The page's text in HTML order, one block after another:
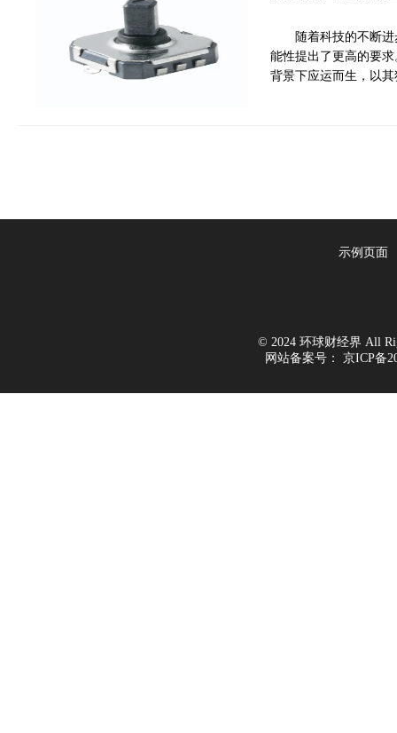
随着科技的不断
能性提出了更高的要
背景下应运而生，以
示例页面
© 2024 环球财经界 All
网站备案号：
京ICP备